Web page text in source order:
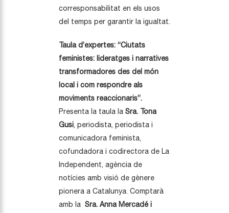
corresponsabilitat en els usos
del temps per garantir la igualtat.
Taula d’expertes: “Ciutats
feministes: lideratges i narratives
transformadores des del món
local i com respondre als
moviments reaccionaris”.
Presenta la taula la Sra. Tona
Gusi, periodista, periodista i
comunicadora feminista,
cofundadora i codirectora de La
Independent, agència de
notícies amb visió de gènere
pionera a Catalunya. Comptarà
amb la Sra. Anna Mercadé i